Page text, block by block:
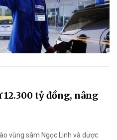
12.300 tỷ đồng, nâng
vùng sâm Ngọc Linh và dược